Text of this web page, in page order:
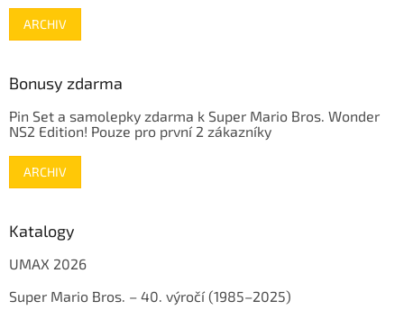
ARCHIV
Bonusy zdarma
Pin Set a samolepky zdarma k Super Mario Bros. Wonder
NS2 Edition! Pouze pro první 2 zákazníky
ARCHIV
Katalogy
UMAX 2026
Super Mario Bros. – 40. výročí (1985–2025)